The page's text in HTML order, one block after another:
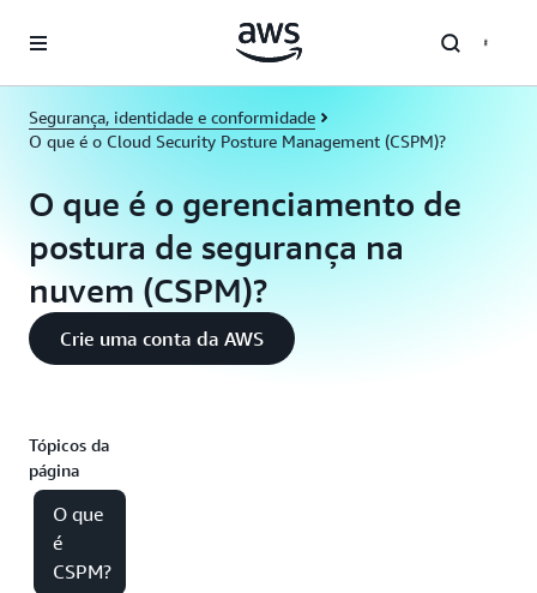
Pular para o conteúdo principal
Segurança, identidade e conformidade
O que é o Cloud Security Posture Management (CSPM)?
O que é o gerenciamento de
postura de segurança na
nuvem (CSPM)?
Crie uma conta da AWS
Tópicos da
página
O que
é
CSPM?